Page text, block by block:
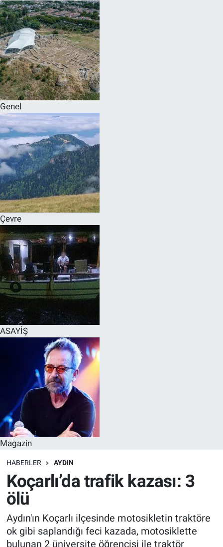
Genel
Çevre
ASAYİŞ
Magazin
HABERLER AYDIN
Koçarlı’da trafik kazası: 3
ölü
Aydın'ın Koçarlı ilçesinde motosikletin traktöre
ok gibi saplandığı feci kazada, motosiklette
bulunan 2 üniversite öğrencisi ile traktör